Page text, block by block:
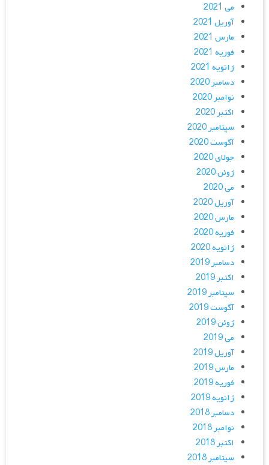
می 2021
آوریل 2021
مارس 2021
فوریه 2021
ژانویه 2021
دسامبر 2020
نوامبر 2020
اکتبر 2020
سپتامبر 2020
آگوست 2020
جولای 2020
ژوئن 2020
می 2020
آوریل 2020
مارس 2020
فوریه 2020
ژانویه 2020
دسامبر 2019
اکتبر 2019
سپتامبر 2019
آگوست 2019
ژوئن 2019
می 2019
آوریل 2019
مارس 2019
فوریه 2019
ژانویه 2019
دسامبر 2018
نوامبر 2018
اکتبر 2018
سپتامبر 2018